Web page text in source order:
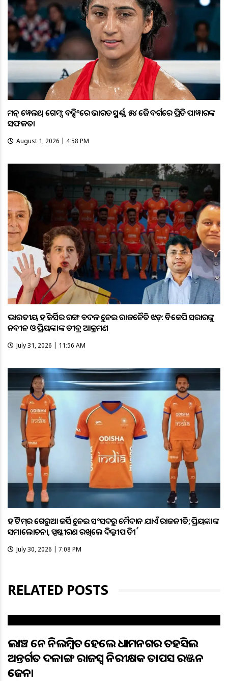
କମନ୍ ୱେଲଥ୍ ଗେମ୍ସ: ବକ୍ସିଂରେ ଭାରତକୁ ସ୍ବର୍ଣ୍ଣ, ୫୪ କେଜି ବର୍ଗରେ ପ୍ରିତି ପାୱାରଙ୍କ
ସଫଳତା
August 1, 2026 | 4:58 PM
ଭାରତୀୟ ହକି ଜର୍ସିର ରଙ୍ଗ ବଦଳକୁ ନେଇ ରାଜନୈତିକ ଝଡ଼: ବିଜେପି ସରକାରଙ୍କୁ
ନବୀନ ଓ ପ୍ରିୟଙ୍କାଙ୍କ ତୀବ୍ର ଆକ୍ରମଣ
July 31, 2026 | 11:56 AM
ହକି ଟିମ୍‌ର ଗେରୁଆ ଜର୍ସିକୁ ନେଇ ସଂସଦରୁ ମୈଦାନ ଯାଏଁ ରାଜନୀତି; ପ୍ରିୟଙ୍କାଙ୍କ
ସମାଲୋଚନା, ସ୍ପଷ୍ଟୀକରଣ ରଖିଲେ ଦିଲ୍ଲୀପ ତିର୍କୀ
July 30, 2026 | 7:08 PM
RELATED POSTS
ଲାଞ୍ଚ ନେଇ ନିଲମ୍ବିତ ହେଲେ ଧାମନଗର ତହସିଲ
ଅନ୍ତର୍ଗତ ଦଳାଙ୍ଗ ରାଜସ୍ବ ନିରୀକ୍ଷକ ତାପସ ରଞ୍ଜନ
ଜେନା